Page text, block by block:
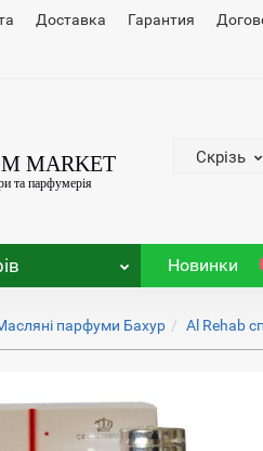
Доставка Гарантия
Скрізь
Новинки
парфуми Бахур Al Rehab